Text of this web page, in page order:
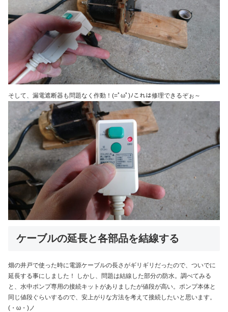
そして、漏電遮断器も問題なく作動！(=ﾟωﾟ)ﾉこれは修理できるぞぉ～
ケーブルの延長と各部品を結線する
畑の井戸で使った時に電源ケーブルの長さがギリギリだったので、ついでに
延長する事にしました！ しかし、問題は結線した部分の防水。調べてみる
と、水中ポンプ専用の接続キットがありましたが値段が高い。ポンプ本体と
同じ値段ぐらいするので、安上がりな方法を考えて接続したいと思います。
(・ω・)ノ